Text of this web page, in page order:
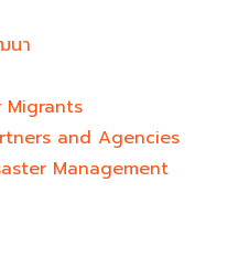
นา
and Agencies
Management